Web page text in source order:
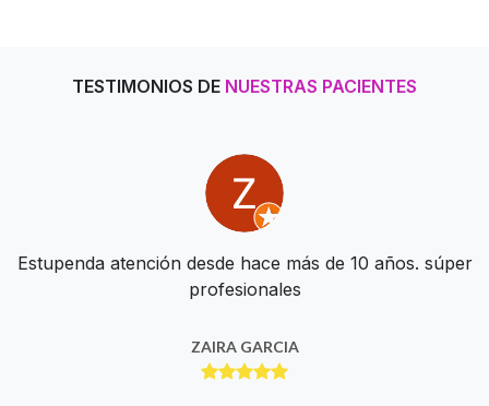
TESTIMONIOS DE NUESTRAS PACIENTES
me parece una buena clínica con buena atención y
servicio
OSCAR ALFARO
Estupenda atención desde hace más de 10 años. súper
profesionales
ZAIRA GARCIA
Me atendí con ellos para un procedimiento, y el servicio
es muy bueno, son muy rápidos,discretos y el personal es
VANIA GOMEZ